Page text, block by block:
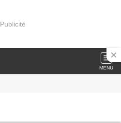
Publicité
MENU